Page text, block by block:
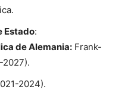
Estado:
de Alemania: Frank-
2027).
2024).